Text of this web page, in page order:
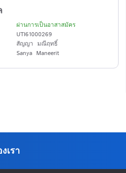
ผ่านการเป็นอาสาสมัคร
UTI61000269
สัญญา มณีฤทธิ์
Sanya Maneerit
เรา